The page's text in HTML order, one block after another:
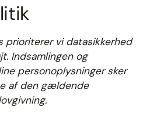
prioriterer vi datasikkerhed
Indsamlingen og
personoplysninger sker
af den gældende